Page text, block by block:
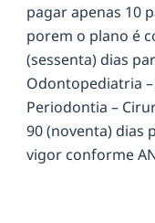
pagar apenas 10
porem o plano é
(sessenta) dias
Odontopediatria
Periodontia –
90 (noventa) dias
vigor conforme